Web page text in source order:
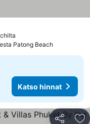
Patong Beach
Katso hinnat